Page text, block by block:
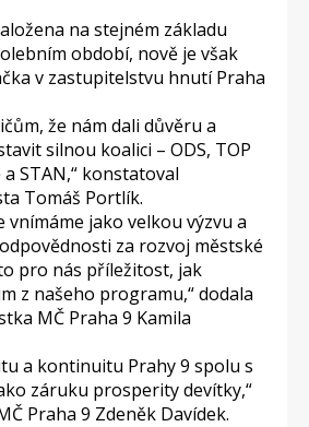
na stejném základu
období, nově je však
v zastupitelstvu hnutí Praha
že nám dali důvěru a
silnou koalici – ODS, TOP
STAN,“ konstatoval
Tomáš Portlík.
vnímáme jako velkou výzvu a
za rozvoj městské
pro nás příležitost, jak
z našeho programu,“ dodala
MČ Praha 9 Kamila
a kontinuitu Prahy 9 spolu s
záruku prosperity devítky,“
Praha 9 Zdeněk Davídek.